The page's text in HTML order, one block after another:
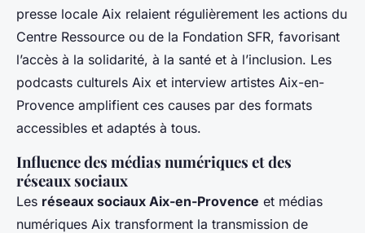
presse locale Aix relaient régulièrement les actions du
Centre Ressource ou de la Fondation SFR, favorisant
l’accès à la solidarité, à la santé et à l’inclusion. Les
podcasts culturels Aix et interview artistes Aix-en-
Provence amplifient ces causes par des formats
accessibles et adaptés à tous.
Influence des médias numériques et des
réseaux sociaux
Les réseaux sociaux Aix-en-Provence et médias
numériques Aix transforment la transmission de